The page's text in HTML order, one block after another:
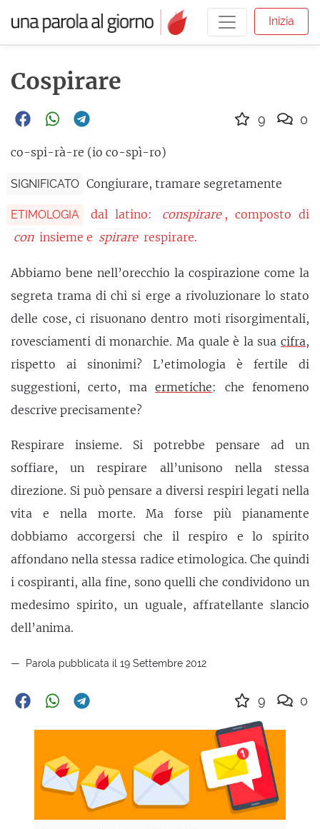
Inizia
Cospirare
co-spi-rà-re (io co-spì-ro)
SIGNIFICATO Congiurare, tramare segretamente
ETIMOLOGIA dal latino: conspirare , composto di
con insieme e spirare respirare.
Abbiamo bene nell’orecchio la cospirazione come la
segreta trama di chi si erge a rivoluzionare lo stato
delle cose, ci risuonano dentro moti risorgimentali,
rovesciamenti di monarchie. Ma quale è la sua cifra,
rispetto ai sinonimi? L’etimologia è fertile di
suggestioni, certo, maermetiche: che fenomeno
descrive precisamente?
Respirare insieme. Si potrebbe pensare ad un
soffiare, un respirare all’unisono nella stessa
direzione. Si può pensare a diversi respiri legati nella
vita e nella morte. Ma forse più pianamente
dobbiamo accorgersi che il respiro e lo spirito
affondano nella stessa radice etimologica. Che quindi
i cospiranti, alla fine, sono quelli che condividono un
medesimo spirito, un uguale, affratellante slancio
dell’anima.
Parola pubblicata il 19 Settembre 2012
9 0
9 0